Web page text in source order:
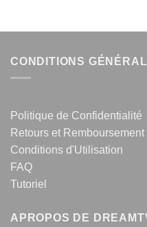
CONDITIONS
Politique de Confidentialité
Retours et Remboursement
Conditions d'Utilisation
FAQ
Tutoriel
APROPOS DE